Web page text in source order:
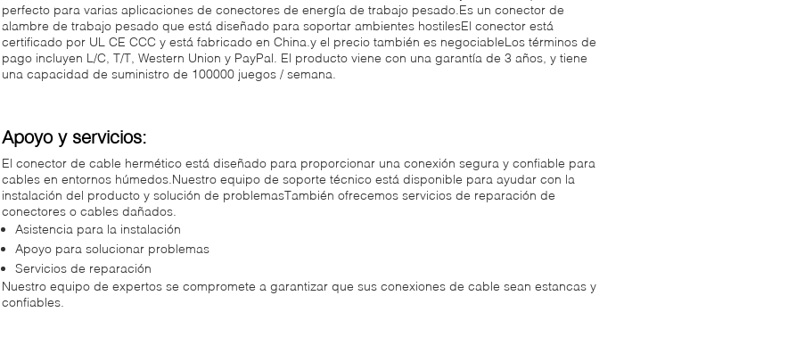
perfecto para varias aplicaciones de conectores de energía de trabajo pesado.Es un conector de
alambre de trabajo pesado que está diseñado para soportar ambientes hostilesEl conector está
certificado por UL CE CCC y está fabricado en China.y el precio también es negociableLos términos de
pago incluyen L/C, T/T, Western Union y PayPal. El producto viene con una garantía de 3 años, y tiene
una capacidad de suministro de 100000 juegos / semana.
Apoyo y servicios:
El conector de cable hermético está diseñado para proporcionar una conexión segura y confiable para
cables en entornos húmedos.Nuestro equipo de soporte técnico está disponible para ayudar con la
instalación del producto y solución de problemasTambién ofrecemos servicios de reparación de
conectores o cables dañados.
Asistencia para la instalación
Apoyo para solucionar problemas
Servicios de reparación
Nuestro equipo de expertos se compromete a garantizar que sus conexiones de cable sean estancas y
confiables.